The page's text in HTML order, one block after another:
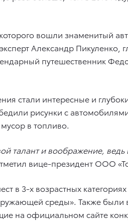
вошли знаменитый
Александр Пикуленко,
путешественник
стали интересные и
рисунки с
в топливо.
талант и воображение,
вице-президент ООО
в 3-х возрастных
среды». Также
на официальном сайте